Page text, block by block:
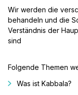
Wir werden die
behandeln und die
Verständnis der
sind
Folgende Themen
Was ist Kabbala?